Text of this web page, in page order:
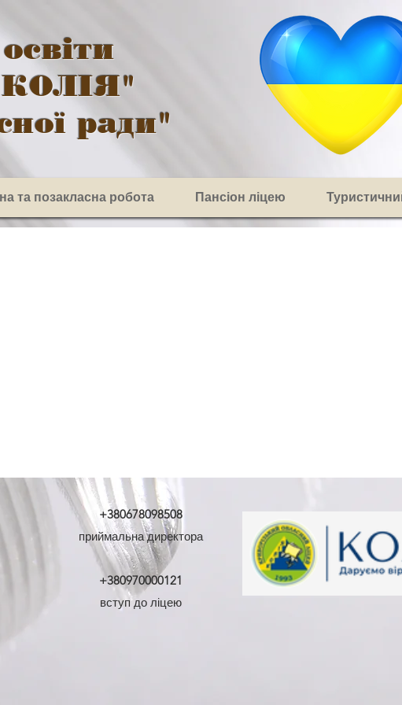
ради"
та позакласна робота Пансіон ліцею
+380678098508
приймальна директора
+380970000121
вступ до ліцею